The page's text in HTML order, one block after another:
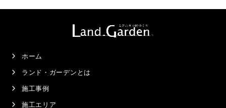
ホーム
ランド・ガーデンとは
施工事例
施工エリア